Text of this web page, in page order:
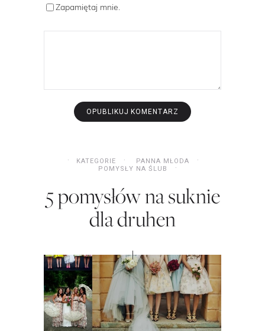
Zapamiętaj mnie.
KATEGORIE
PANNA MŁODA
POMYSŁY NA ŚLUB
5 pomysłów na suknie
dla druhen